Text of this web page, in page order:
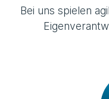
Bei uns spielen